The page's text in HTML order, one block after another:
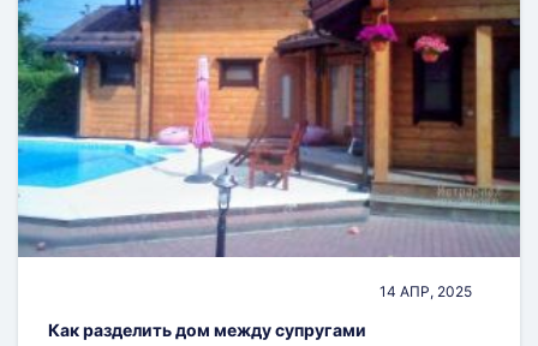
14 АПР, 2025
Как разделить дом между супругами